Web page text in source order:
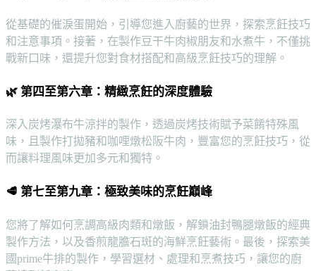
從基礎的催淚蛋開始，引導您進入廚藝的世界，探索烹飪技巧
和注意事項。接著，在製作豆干牛肉椒朋友和水煮牛，不僅挑
戰新口味，還提升您對食材搭配和高級烹飪技巧的理解。
🌿 第四至第六章：精緻烹飪的深度體驗
深入炭烤瀑布牛涼拌的製作，透過炭烤技術賦予菜餚特殊風
味，且製作打拋豬和咖哩燉松阪牛肉，豐富您的烹飪技巧，從
而讓料理風味更加多元和獨特。
🥩 第七至第九章：極致美味的烹飪巔峰
您將了解如何烹調高級肉類和燉飯，解鎖油封鴨腿燉飯的經典
製作方法，以及香煎龍膽石斑的海鮮烹飪藝術。最後，探索美
國prime牛排的製作，學習選材、處理和烹煮技巧，讓您的廚